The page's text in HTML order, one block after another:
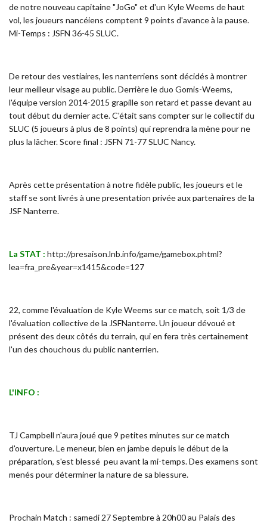
de notre nouveau capitaine "JoGo" et d'un Kyle Weems de haut
vol, les joueurs nancéiens comptent 9 points d'avance à la pause.
Mi-Temps : JSFN 36-45 SLUC.
De retour des vestiaires, les nanterriens sont décidés à montrer
leur meilleur visage au public. Derrière le duo Gomis-Weems,
l'équipe version 2014-2015 grapille son retard et passe devant au
tout début du dernier acte. C'était sans compter sur le collectif du
SLUC (5 joueurs à plus de 8 points) qui reprendra la mène pour ne
plus la lâcher. Score final : JSFN 71-77 SLUC Nancy.
Après cette présentation à notre fidèle public, les joueurs et le
staff se sont livrés à une presentation privée aux partenaires de la
JSF Nanterre.
La STAT : http://presaison.lnb.info/game/gamebox.phtml?
lea=fra_pre&year=x1415&code=127
22, comme l'évaluation de Kyle Weems sur ce match, soit 1/3 de
l'évaluation collective de la JSFNanterre. Un joueur dévoué et
présent des deux côtés du terrain, qui en fera très certainement
l'un des chouchous du public nanterrien.
L'INFO :
TJ Campbell n'aura joué que 9 petites minutes sur ce match
d'ouverture. Le meneur, bien en jambe depuis le début de la
préparation, s'est blessé peu avant la mi-temps. Des examens sont
menés pour déterminer la nature de sa blessure.
Prochain Match : samedi 27 Septembre à 20h00 au Palais des